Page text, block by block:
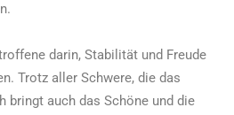
darin, Stabilität und Freude
Trotz aller Schwere, die das
bringt auch das Schöne und die